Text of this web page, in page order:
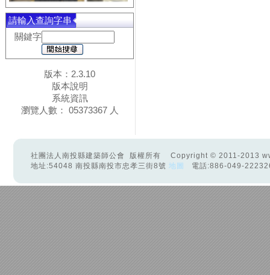
請輸入查詢字串
關鍵字
版本：2.3.10
版本說明
系統資訊
瀏覽人數： 05373367 人
社團法人南投縣建築師公會 版權所有 Copyright © 2011-2013
地址:54048 南投縣南投市忠孝三街8號 地圖 電話:886-049-